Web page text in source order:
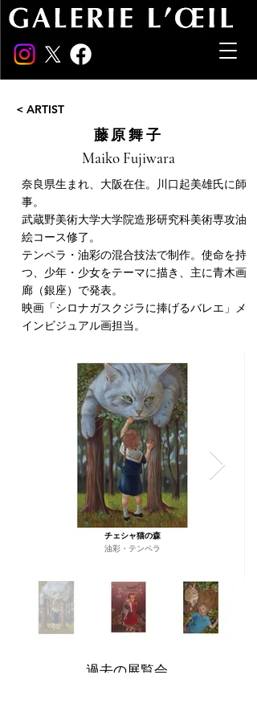
< ARTIST
藤原舞子
Maiko Fujiwara
奈良県生まれ、大阪在住。川口起美雄氏に師
事。
武蔵野美術大学大学院造形研究科美術専攻油
絵コース修了。
テンペラ・油彩の混合技法で制作。使命を持
つ、少年・少女をテーマに描き、主に青木画
廊（銀座）で発表。
映画「シロナガスクジラに捧げるバレエ」メ
インビジュアル画担当。
チェシャ猫の森
油彩・テンペラ
過去の展覧会